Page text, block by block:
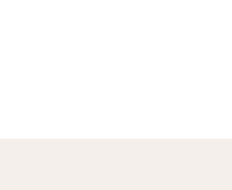
met